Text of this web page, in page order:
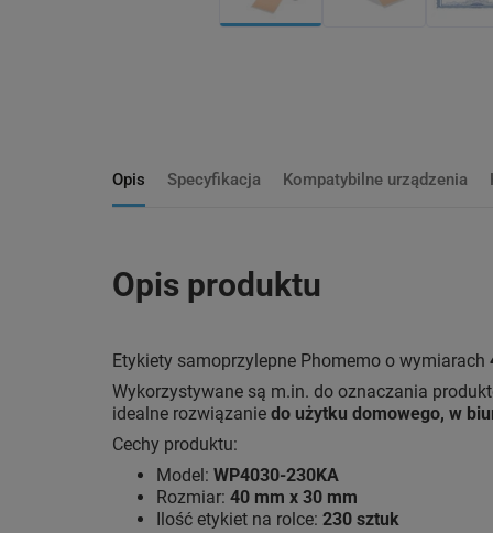
Opis Specyfikacja Kompatybilne urządzenia
Opis produktu
Etykiety samoprzylepne Phomemo o wymiarach
Wykorzystywane są m.in. do oznaczania
idealne rozwiązanie do użytku domowego, w
Cechy produktu:
Model: WP4030-230KA
Rozmiar: 40 mm x 30 mm
Ilość etykiet na rolce: 230 sztuk